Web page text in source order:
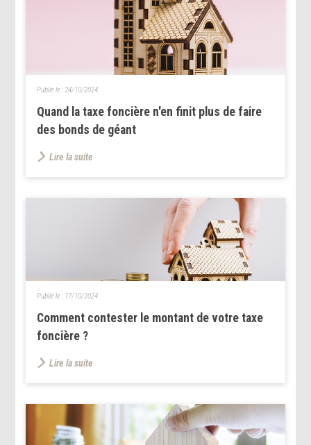
Quand la taxe foncière n'en finit plus de faire
des bonds de géant
Publié le : 24/10/2024
Lire la suite
Comment contester le montant de votre taxe
foncière ?
Publié le : 17/10/2024
Lire la suite